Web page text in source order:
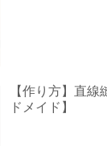
【作り方】直
ドメイド】